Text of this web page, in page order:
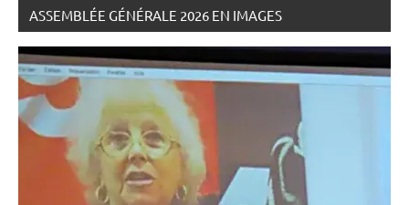
ASSEMBLÉE GÉNÉRALE 2026 EN IMAGES